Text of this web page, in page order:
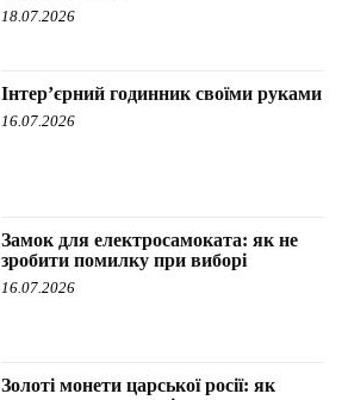
18.07.2026
Інтер’єрний годинник своїми руками
16.07.2026
Замок для електросамоката: як не
зробити помилку при виборі
16.07.2026
Золоті монети царської росії: як